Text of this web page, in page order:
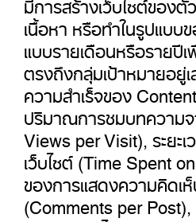
เนื้อหา หรือทำในรูปแบบ
แบบรายเดือนหรือรายปี
ตรงถึงกลุ่มเป้าหมายอ
ความสำเร็จของ
ปริมาณการชมบทความ
Views per Visit), ระยะ
เว็บไซต์ (Time Spent
ของการแสดงความคิดเ
(Comments per